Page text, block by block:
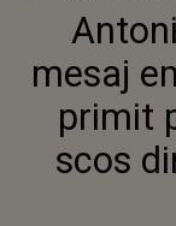
mesaj
primit
scos